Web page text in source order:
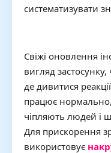
систематизувати
Свіжі оновлення
вигляд
де дивитися
працює нормально,
чіпляють людей і
Для прискорення
використовує